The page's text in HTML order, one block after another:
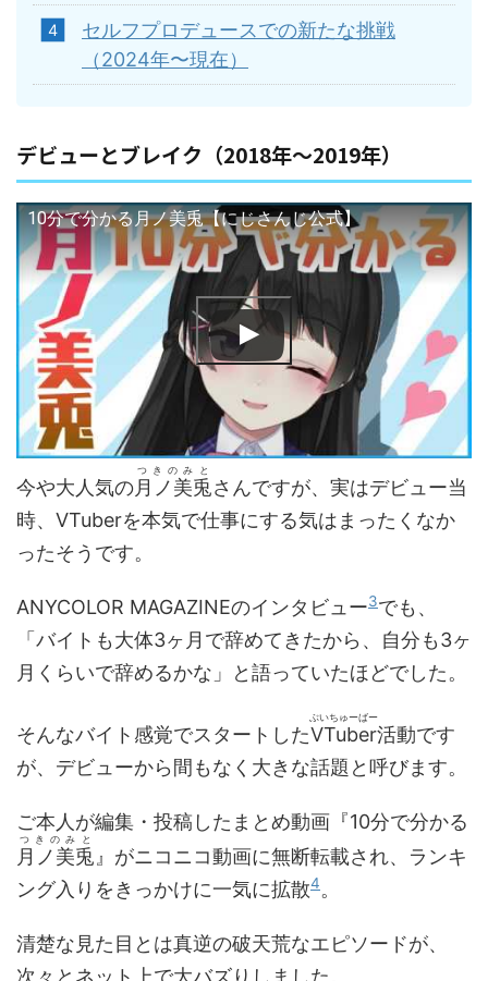
セルフプロデュースでの新たな挑戦
（2024年〜現在）
デビューとブレイク（2018年〜2019年）
10分で分かる月ノ美兎【にじさんじ公式】
今や大人気の月ノ美兎
つきのみと
さんですが、実はデビュー当
時、VTuberを本気で仕事にする気はまったくなか
ったそうです。
ANYCOLOR MAGAZINEのインタビュー3でも、
「バイトも大体3ヶ月で辞めてきたから、自分も3ヶ
月くらいで辞めるかな」と語っていたほどでした。
そんなバイト感覚でスタートしたVTuber
ぶいちゅーばー
活動です
が、デビューから間もなく大きな話題と呼びます。
ご本人が編集・投稿したまとめ動画『10分で分かる
月ノ美兎
つきのみと
』がニコニコ動画に無断転載され、ランキ
ング入りをきっかけに一気に拡散4。
清楚な見た目とは真逆の破天荒なエピソードが、
次々とネット上で大バズりしました。